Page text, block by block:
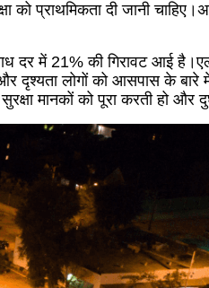
प्राथमिकता दी जानी
दर में 21% की गिरावट आई
दृश्यता लोगों को आसपास के
मानकों को पूरा करती हो और